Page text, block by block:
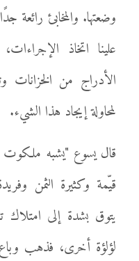
وضعتها. والمخابئ رائعة
علينا اتخاذ
الأدراج من الخزانات
لمحاولة إيجاد هذا الشيء.
قال يسوع "يشبه ملكوت
قيّمة وكثيرة الثمن
يتوق بشدة إلى
لؤلؤة أخرى، فذهب وباع